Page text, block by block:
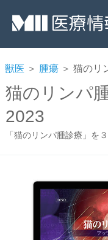
獣医 ＞ 腫瘍 ＞ 猫のリ
猫のリンパ
2023
「猫のリンパ腫診療」を